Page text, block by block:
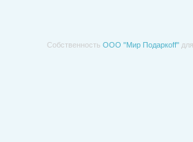
Собственность ООО "Мир Подаркоff"